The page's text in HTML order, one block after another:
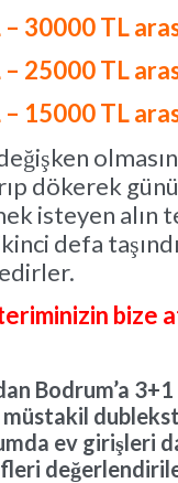
30000 TL
25000 TL
15000 TL
dökerek
isteyen alın
defa
bize
Bodrum’a
ev girişleri